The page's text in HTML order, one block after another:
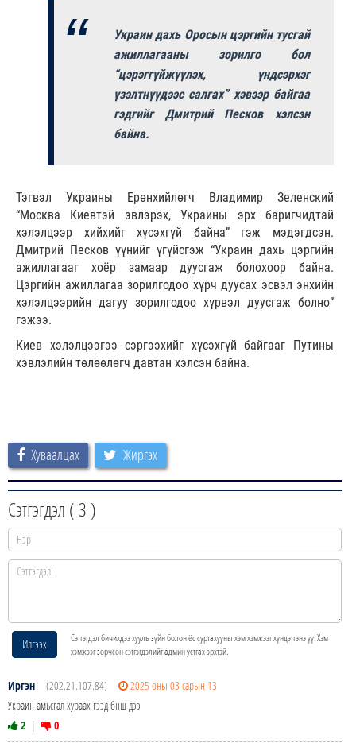
Украин дахь Оросын цэргийн тусгай
ажиллагааны зорилго бол
“цэрэггүйжүүлэх, үндсэрхэг
үзэлтнүүдээс салгах” хэвээр байгаа
гэдгийг Дмитрий Песков хэлсэн
байна.
Тэгвэл Украины Ерөнхийлөгч Владимир Зеленский
“Москва Киевтэй эвлэрэх, Украины эрх баригчидтай
хэлэлцээр хийхийг хүсэхгүй байна” гэж мэдэгдсэн.
Дмитрий Песков үүнийг үгүйсгэж “Украин дахь цэргийн
ажиллагааг хоёр замаар дуусгаж болохоор байна.
Цэргийн ажиллагаа зорилгодоо хүрч дуусах эсвэл энхийн
хэлэлцээрийн дагуу зорилгодоо хүрвэл дуусгаж болно”
гэжээ.
Киев хэлэлцээгээ сэргээхийг хүсэхгүй байгааг Путины
хэвлэлийн төлөөлөгч давтан хэлсэн байна.
Хуваалцах Жиргэх
Сэтгэгдэл ( 3 )
Илгээх
Сэтгэгдэл бичихдээ хууль зүйн болон ёс суртахууны хэм хэмжээг хүндэтгэнэ үү. Хэм
хэмжээг зөрчсөн сэтгэгдэлийг админ устгах эрхтэй.
Иргэн (202.21.107.84)
2025 оны 03 сарын 13
Украин амьсгал хураах гээд бнш дээ
2 | 0